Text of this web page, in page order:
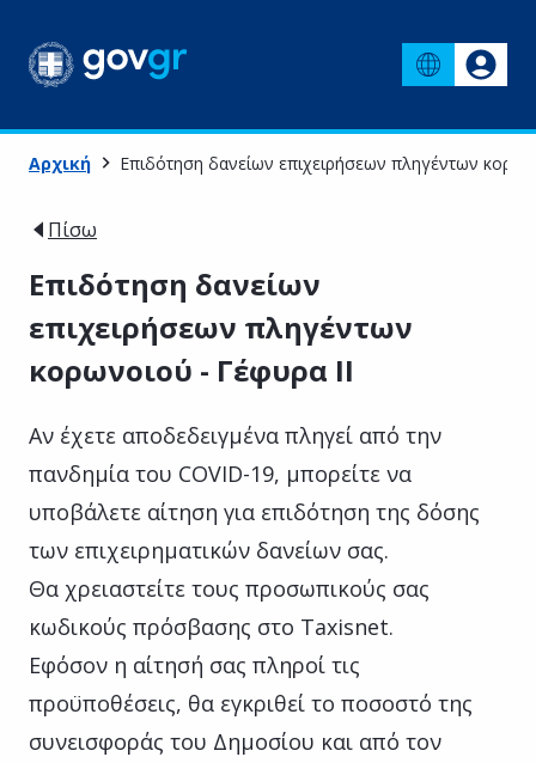
Αρχική Επιδότηση δανείων επιχειρήσεων πληγέντων
Πίσω
Επιδότηση δανείων
επιχειρήσεων πληγέντων
κορωνοιού - Γέφυρα ΙΙ
Αν έχετε αποδεδειγμένα πληγεί από την
πανδημία του COVID-19, μπορείτε να
υποβάλετε αίτηση για επιδότηση της δόσης
των επιχειρηματικών δανείων σας.
Θα χρειαστείτε τους προσωπικούς σας
κωδικούς πρόσβασης στο Taxisnet.
Εφόσον η αίτησή σας πληροί τις
προϋποθέσεις, θα εγκριθεί το ποσοστό της
συνεισφοράς του Δημοσίου και από τον